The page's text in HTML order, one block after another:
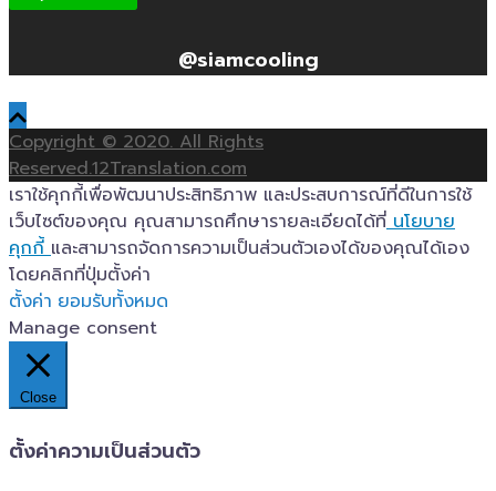
@siamcooling
Copyright © 2020. All Rights
Reserved.12Translation.com
เราใช้คุกกี้เพื่อพัฒนาประสิทธิภาพ และประสบการณ์ที่ดีในการใช้
เว็บไซต์ของคุณ คุณสามารถศึกษารายละเอียดได้ที่นโยบาย
คุกกี้และสามารถจัดการความเป็นส่วนตัวเองได้ของคุณได้เอง
โดยคลิกที่ปุ่มตั้งค่า
ตั้งค่า ยอมรับทั้งหมด
Manage consent
Close
ตั้งค่าความเป็นส่วนตัว